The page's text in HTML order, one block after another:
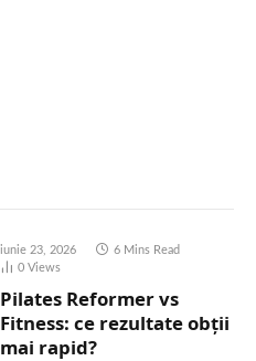
iunie 23, 2026
6 Mins Read
0 Views
Pilates Reformer vs
Fitness: ce rezultate obții
mai rapid?